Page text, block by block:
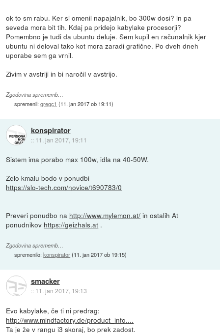
ok to sm rabu. Ker si omenil napajalnik, bo 300w dosi? in pa
seveda mora bit tih. Kdaj pa pridejo kabylake procesorji?
Pomembno je tudi da ubuntu deluje. Sem kupil en računalnik kjer
ubuntu ni deloval tako kot mora zaradi grafične. Po dveh dneh
uporabe sem ga vrnil.
Zivim v avstriji in bi naročil v avstrijo.
Zgodovina sprememb…
spremenil:gregc1 (11. jan 2017 ob 19:11)
konspirator
:: 11. jan 2017, 19:11
Sistem ima porabo max 100w, idla na 40-50W.
Zelo kmalu bodo v ponudbi
https://slo-tech.com/novice/t690783/0
Preveri ponudbo na http://www.mylemon.at/ in ostalih At
ponudnikov https://geizhals.at .
Zgodovina sprememb…
spremenilo:konspirator(11. jan 2017 ob 19:15)
smacker
:: 11. jan 2017, 19:13
Evo kabylake, če ti ni predrag:
http://www.mindfactory.de/product_info....
Ta je že v rangu i3 skoraj, bo prek zadost.